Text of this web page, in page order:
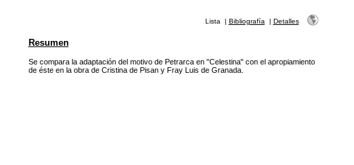
Lista | Bibliografía | Detalles
Resumen
Se compara la adaptación del motivo de Petrarca en "Celestina" con el apropiamiento
de éste en la obra de Cristina de Pisan y Fray Luis de Granada.